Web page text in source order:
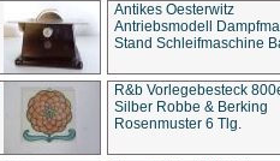
Antikes Oesterwitz
Antriebsmodell
Stand Schleifmaschine
R&b Vorlegebesteck
Silber Robbe & Berking
Rosenmuster 6 Tlg.